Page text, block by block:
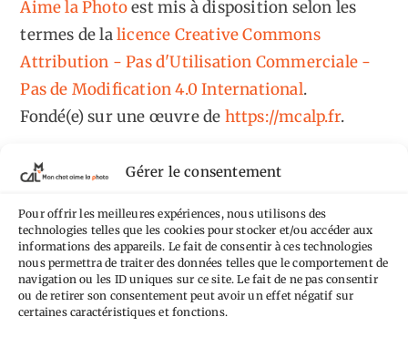
Gérer le consentement
Pour offrir les meilleures expériences, nous utilisons des
technologies telles que les cookies pour stocker et/ou accéder aux
informations des appareils. Le fait de consentir à ces technologies
nous permettra de traiter des données telles que le comportement de
navigation ou les ID uniques sur ce site. Le fait de ne pas consentir
ou de retirer son consentement peut avoir un effet négatif sur
certaines caractéristiques et fonctions.
Aime la Photoest mis à disposition selon les
termes de lalicence Creative Commons
Attribution - Pas d'Utilisation Commerciale -
Pas de Modification 4.0 International.
Fondé(e) sur une œuvre de https://mcalp.fr.
Tags
AilleursAimez-vous bordelAllemagne Andorre
Anti tourismeBarBelgique